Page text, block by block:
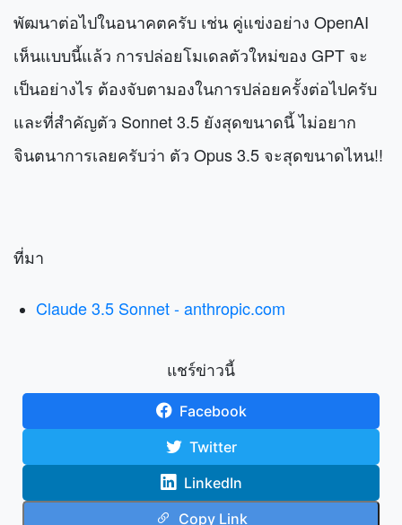
พัฒนาต่อไปในอนาคตครับ เช่น คู่แข่งอย่าง OpenAI
เห็นแบบนี้แล้ว การปล่อยโมเดลตัวใหม่ของ GPT จะ
เป็นอย่างไร ต้องจับตามองในการปล่อยครั้งต่อไปครับ
และที่สำคัญตัว Sonnet 3.5 ยังสุดขนาดนี้ ไม่อยาก
จินตนาการเลยครับว่า ตัว Opus 3.5 จะสุดขนาดไหน!!
ที่มา
Claude 3.5 Sonnet - anthropic.com
แชร์ข่าวนี้
Facebook
Twitter
LinkedIn
Copy Link